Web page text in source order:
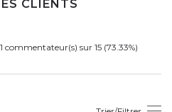
CLIENTS
sur 15 (73.33%)